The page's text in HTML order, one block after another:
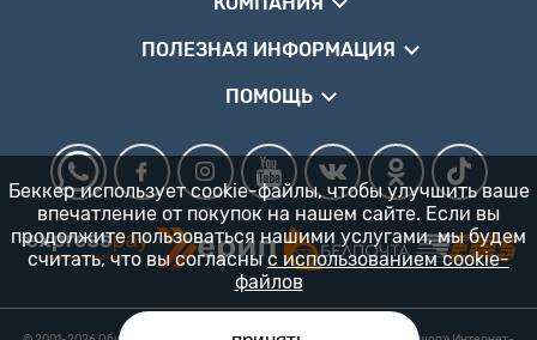
ПОЛЕЗНАЯ ИНФОРМАЦИЯ
ПОМОЩЬ
Беккер использует cookie-файлы, чтобы улучшить ваше
впечатление от покупок на нашем сайте. Если вы
продолжите пользоваться нашими услугами, мы будем
считать, что вы согласны с использованием cookie-
файлов